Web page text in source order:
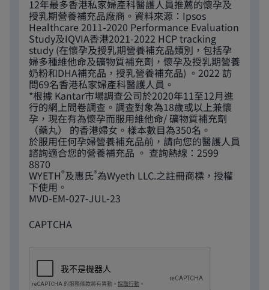
12年最多香港私家婦產科醫護人員推薦的懷孕及
授乳期營養補充品廠商。資料來源：Ipsos
Healthcare 2011-2020 Performance Evaluation
Study及IQVIA香港2021-2022 HCP tracking
study (在懷孕及授乳期營養補充品類別，包括孕
婦多種維他命及礦物質補充劑，懷孕及授乳期營養
奶粉和DHA補充品，授乳營養補充品) 。2022 訪
問69名香港私家婦產科醫護人員。
*根據 Kantar市場調查公司於2020年11至12月進
行的網上問卷調查。調查對象為18歲或以上兼懷
孕，現在有為懷孕而服用維他命/ 礦物質補充劑
（藥丸） 的香港婦女。樣本數目為350名。
於服用任何孕婦營養補充品前，請向您的醫護人員
諮詢適合您的營養補充品 。 查詢熱線：2599
8870
WYETH®及惠氏®為Wyeth LLC.之註冊商標，授權
下使用。
MVD-EM-027-JUL-23
CAPTCHA